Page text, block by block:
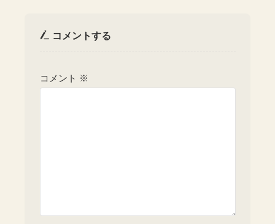
コメントする
コメント ※